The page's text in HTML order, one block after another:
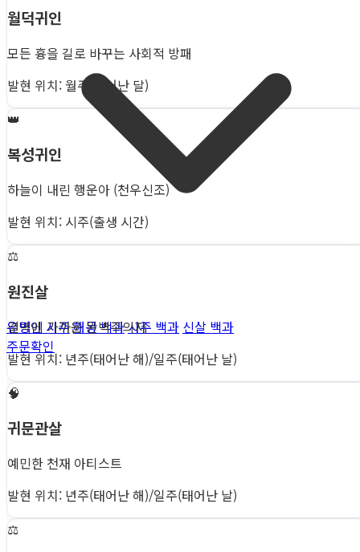
유명인 사주해몽 백과사주 백과 신살 백과
주문확인
월덕귀인
모든 흉을 길로 바꾸는 사회적 방패
발현 위치: 월주(태어난 달)
👑
복성귀인
하늘이 내린 행운아 (천우신조)
발현 위치: 시주(출생 시간)
⚖️
원진살
결벽에 가까운 완벽주의자
발현 위치: 년주(태어난 해)/일주(태어난 날)
🧠
귀문관살
예민한 천재 아티스트
발현 위치: 년주(태어난 해)/일주(태어난 날)
⚖️